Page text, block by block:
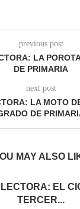
previous post
LA
DE PRIMARIA
next post
LA MOTO
DE
MAY ALSO
EL
TERCER...